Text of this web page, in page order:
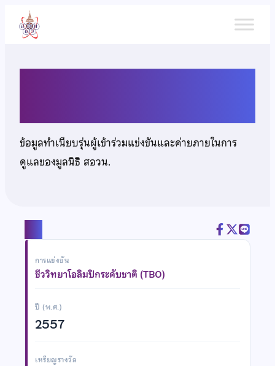
เนื้อหา
ข้อมูลทำเนียบรุ่นผู้เข้าร่วมแข่งขันและค่ายภายในการ
ดูแลของมูลนิธิ สอวน.
การแข่งขัน
ชีววิทยาโอลิมปิกระดับชาติ (TBO)
ปี (พ.ศ.)
2557
เหรียญรางวัล